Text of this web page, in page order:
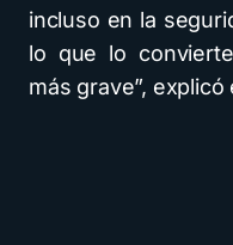
incluso en la
lo que lo
más grave”,